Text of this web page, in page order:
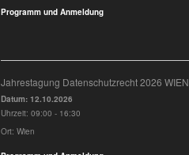
Programm und Anmeldung
Jahrestagung Datenschutzrecht 2026 WIEN
Datum: 12.10.2026
Uhrzeit: 09:00 - 16:30
Ort: Wien